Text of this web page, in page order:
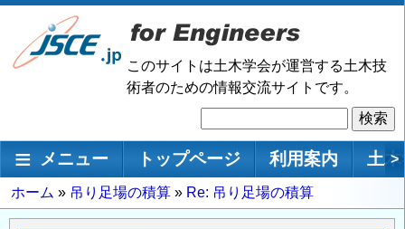
メ
ン
移
このサイトは土木学会が運営する土木技
術者のための情報交流サイトです。
索
メインナビゲーション
メニュー トップページ 利用案内 土 >
パ
ン
ホーム 吊り足場の積算 Re: 吊り足場の積算